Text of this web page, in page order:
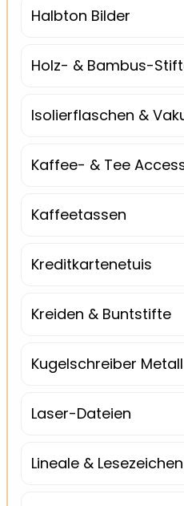
Halbton Bilder
Holz- & Bambus-
Isolierflaschen &
Kaffee- & Tee
Kaffeetassen
Kreditkartenetuis
Kreiden & Buntstifte
Kugelschreiber
Laser-Dateien
Lineale & Lesezeichen